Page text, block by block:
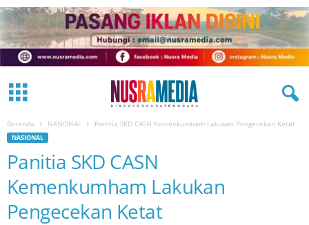
Beranda NASIONAL Panitia SKD CASN Kemenkumham Lakukan Pengecekan Ketat
NASIONAL
Panitia SKD CASN
Kemenkumham Lakukan
Pengecekan Ketat